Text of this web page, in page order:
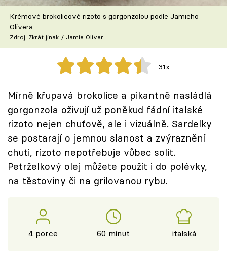
Speciál: Cuketa
Těhotnej kuchař
Sledujte prima+
Přihlášení
Sledujte nás
Krémové brokolicové rizoto s gorgonzolou podle Jamieho
Olivera
Zdroj: 7krát jinak / Jamie Oliver
31x
Mírně křupavá brokolice a pikantně nasládlá
gorgonzola oživují už poněkud fádní italské
rizoto nejen chuťově, ale i vizuálně. Sardelky
se postarají o jemnou slanost a zvýraznění
chuti, rizoto nepotřebuje vůbec solit.
Petrželkový olej můžete použít i do polévky,
na těstoviny či na grilovanou rybu.
4 porce 60 minut italská